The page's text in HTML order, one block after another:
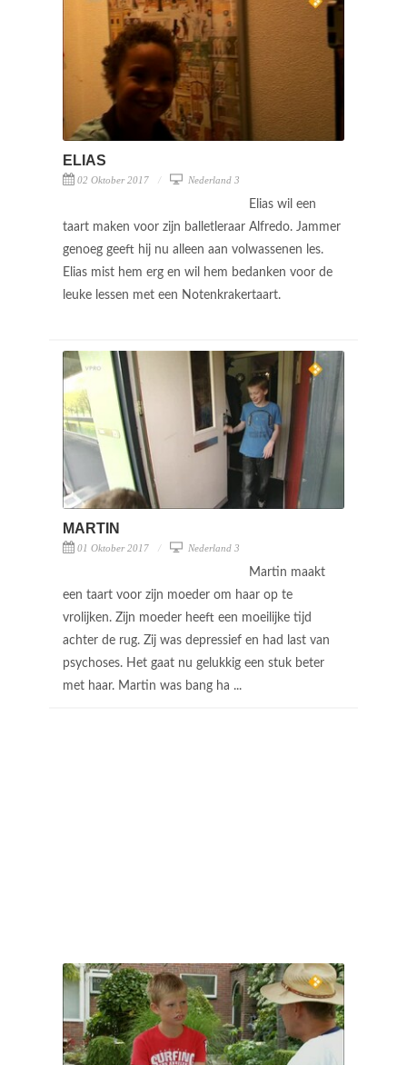
ELIAS
02 Oktober 2017 Nederland 3
Elias wil een
taart maken voor zijn balletleraar Alfredo. Jammer
genoeg geeft hij nu alleen aan volwassenen les.
Elias mist hem erg en wil hem bedanken voor de
leuke lessen met een Notenkrakertaart.
MARTIN
01 Oktober 2017 Nederland 3
Martin maakt
een taart voor zijn moeder om haar op te
vrolijken. Zijn moeder heeft een moeilijke tijd
achter de rug. Zij was depressief en had last van
psychoses. Het gaat nu gelukkig een stuk beter
met haar. Martin was bang ha ...